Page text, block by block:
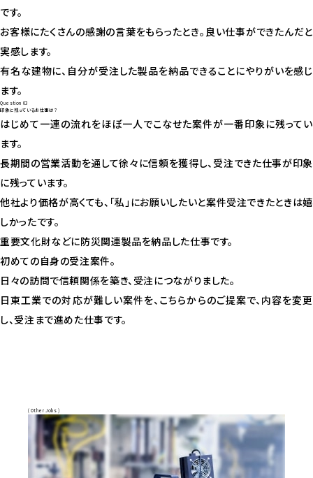
です。
お客様にたくさんの感謝の言葉をもらったとき。良い仕事ができたんだと
実感します。
有名な建物に、自分が受注した製品を納品できることにやりがいを感じ
ます。
Question 03
印象に残っているお仕事は？
はじめて一連の流れをほぼ一人でこなせた案件が一番印象に残ってい
ます。
長期間の営業活動を通して徐々に信頼を獲得し、受注できた仕事が印象
に残っています。
他社より価格が高くても、「私」にお願いしたいと案件受注できたときは嬉
しかったです。
重要文化財などに防災関連製品を納品した仕事です。
初めての自身の受注案件。
日々の訪問で信頼関係を築き、受注につながりました。
日東工業での対応が難しい案件を、こちらからのご提案で、内容を変更
し、受注まで進めた仕事です。
( Other Jobs )